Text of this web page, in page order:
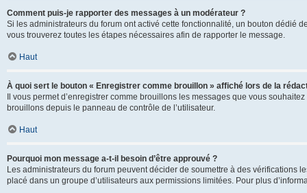
Comment puis-je rapporter des messages à un modérateur ?
Si les administrateurs du forum ont activé cette fonctionnalité, un bouton dédié
vous trouverez toutes les étapes nécessaires afin de rapporter le message.
Haut
À quoi sert le bouton « Enregistrer comme brouillon » affiché lors de la
Il vous permet d’enregistrer comme brouillons les messages que vous
brouillons depuis le panneau de contrôle de l’utilisateur.
Haut
Pourquoi mon message a-t-il besoin d’être approuvé ?
Les administrateurs du forum peuvent décider de soumettre à des vérifications
placé dans un groupe d’utilisateurs aux permissions limitées. Pour plus